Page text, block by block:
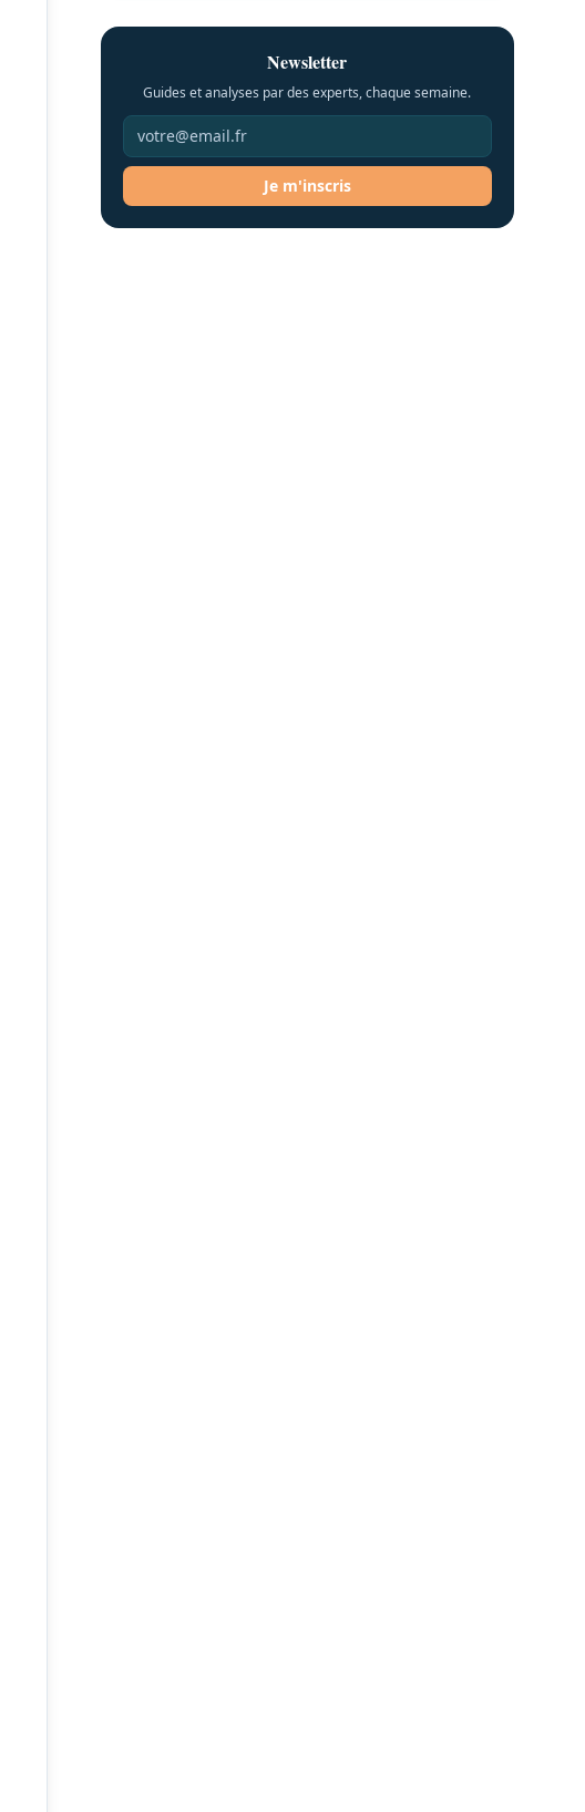
Newsletter
Guides et analyses par des experts, chaque semaine.
Je m'inscris